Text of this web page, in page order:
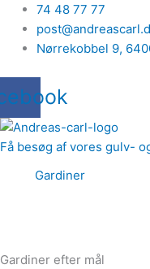
indholdet
74 48 77 77
Nørrekobbel 9,
Få besøg af vores gulv-
Gardiner
Gardiner efter mål